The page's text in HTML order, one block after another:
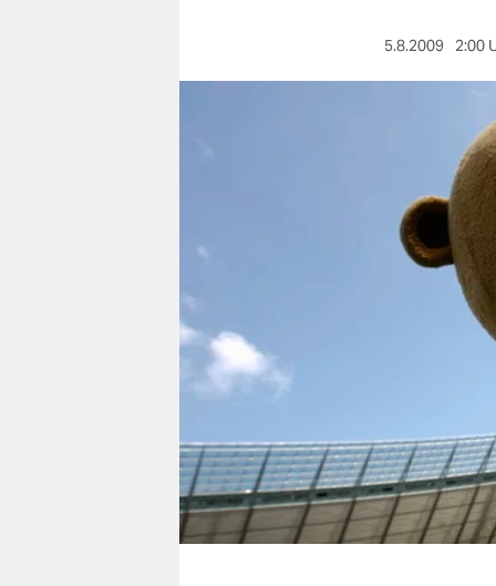
verlag
veranstaltungen
shop
unterstützen
abo
genossenschaft
5.8.2009 2:00